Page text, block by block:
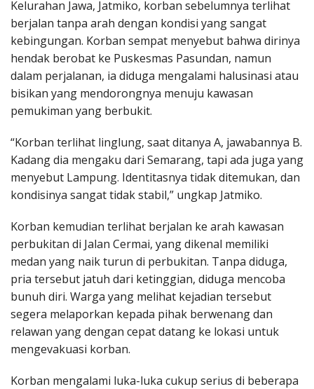
Kelurahan Jawa, Jatmiko, korban sebelumnya terlihat
berjalan tanpa arah dengan kondisi yang sangat
kebingungan. Korban sempat menyebut bahwa dirinya
hendak berobat ke Puskesmas Pasundan, namun
dalam perjalanan, ia diduga mengalami halusinasi atau
bisikan yang mendorongnya menuju kawasan
pemukiman yang berbukit.
“Korban terlihat linglung, saat ditanya A, jawabannya B.
Kadang dia mengaku dari Semarang, tapi ada juga yang
menyebut Lampung. Identitasnya tidak ditemukan, dan
kondisinya sangat tidak stabil,” ungkap Jatmiko.
Korban kemudian terlihat berjalan ke arah kawasan
perbukitan di Jalan Cermai, yang dikenal memiliki
medan yang naik turun di perbukitan. Tanpa diduga,
pria tersebut jatuh dari ketinggian, diduga mencoba
bunuh diri. Warga yang melihat kejadian tersebut
segera melaporkan kepada pihak berwenang dan
relawan yang dengan cepat datang ke lokasi untuk
mengevakuasi korban.
Korban mengalami luka-luka cukup serius di beberapa